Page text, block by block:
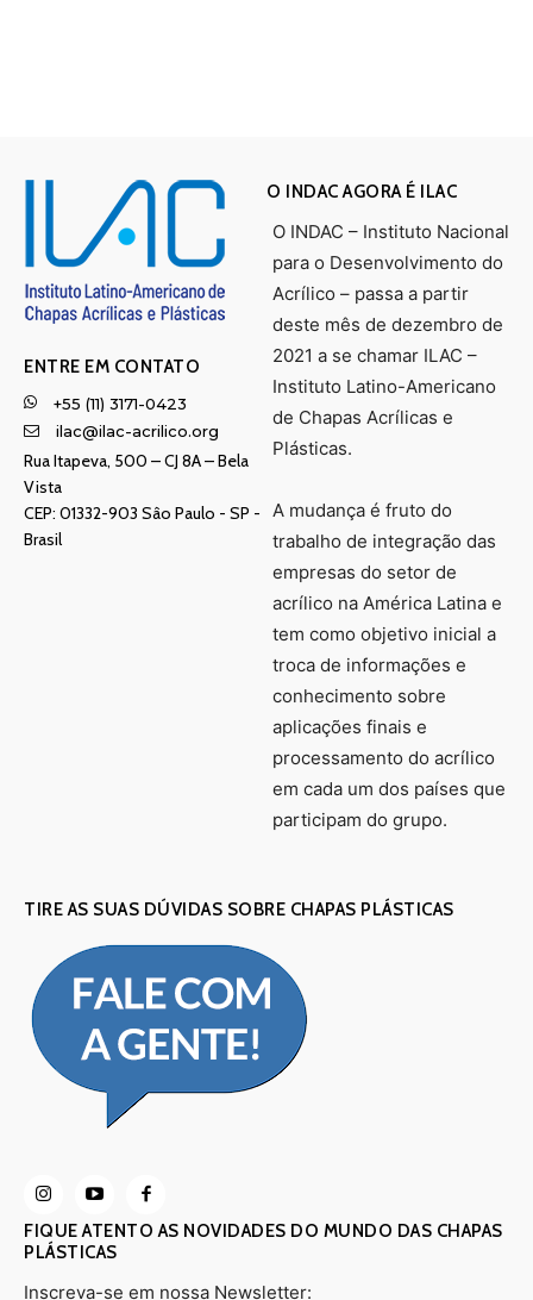
ENTRE EM CONTATO
+55 (11) 3171-0423
ilac@ilac-acrilico.org
Rua Itapeva, 500 – CJ 8A – Bela
Vista
CEP: 01332-903 Sâo Paulo - SP -
Brasil
O INDAC AGORA É ILAC
O INDAC – Instituto Nacional
para o Desenvolvimento do
Acrílico – passa a partir
deste mês de dezembro de
2021 a se chamar ILAC –
Instituto Latino-Americano
de Chapas Acrílicas e
Plásticas.
A mudança é fruto do
trabalho de integração das
empresas do setor de
acrílico na América Latina e
tem como objetivo inicial a
troca de informações e
conhecimento sobre
aplicações finais e
processamento do acrílico
em cada um dos países que
participam do grupo.
TIRE AS SUAS DÚVIDAS SOBRE CHAPAS PLÁSTICAS
FIQUE ATENTO AS NOVIDADES DO MUNDO DAS CHAPAS
PLÁSTICAS
Inscreva-se em nossa Newsletter: